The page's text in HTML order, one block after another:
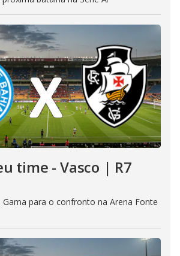
time - Vasco | R7
Gama para o confronto na Arena Fonte